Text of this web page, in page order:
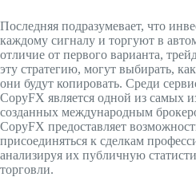
Последняя подразумевает, что
каждому сигналу и торгуют в
отличие от первого варианта,
эту стратегию, могут выбирать,
они будут копировать. Среди
CopyFX является одной из самых
созданных международным
CopyFX предоставляет
присоединяться к сделкам
анализируя их публичную
торговли.